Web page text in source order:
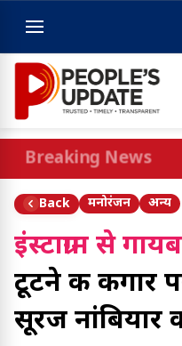
Breaking News
Back मनोरंजन अन्य
इंस्टाग्राम से
टूटने की कगार
सूरज नांबियार